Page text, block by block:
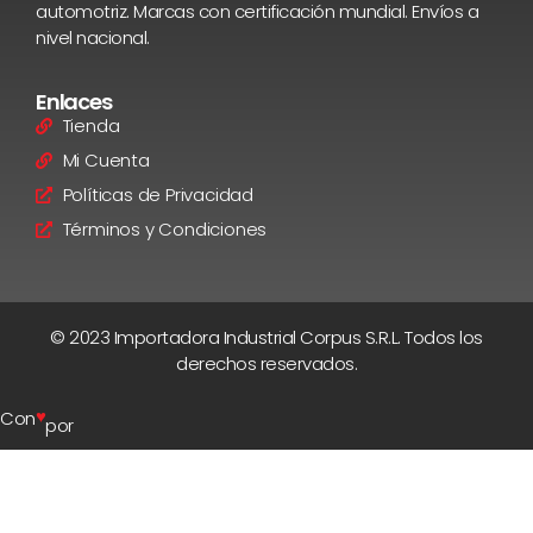
automotriz. Marcas con certificación mundial. Envíos a
nivel nacional.
Enlaces
Tienda
Mi Cuenta
Políticas de Privacidad
Términos y Condiciones
© 2023 Importadora Industrial Corpus S.R.L. Todos los
derechos reservados.
Con♥por